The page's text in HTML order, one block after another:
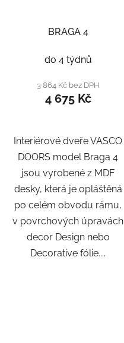
BRAGA 4
do 4 týdnů
3 864 Kč bez DPH
4 675 Kč
Interiérové dveře VASCO
DOORS model Braga 4
jsou vyrobené z MDF
desky, která je opláštěná
po celém obvodu rámu,
v povrchových úpravách
decor Design nebo
Decorative fólie....